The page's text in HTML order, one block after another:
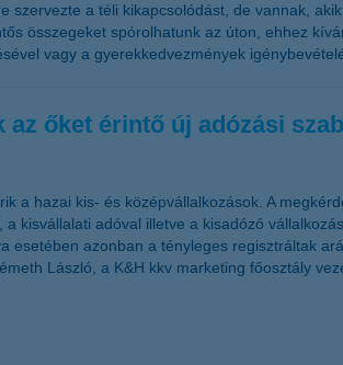
szervezte a téli kikapcsolódást, de vannak,
összegeket spórolhatunk az úton, ehhez
vagy a gyerekkedvezmények
őket érintő új adózási
a hazai kis- és középvállalkozások. A
kisvállalati adóval illetve a kisadózó
esetében azonban a tényleges regisztráltak
László, a K&H kkv marketing főosztály